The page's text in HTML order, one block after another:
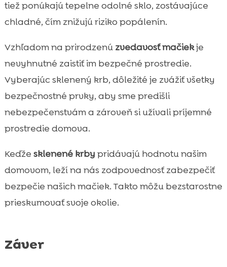
tiež ponúkajú tepelne odolné sklo, zostávajúce
chladné, čím znižujú riziko popálenín.
Vzhľadom na prirodzenú zvedavosť mačiekje
nevyhnutné zaistiť im bezpečné prostredie.
Vyberajúc sklenený krb, dôležité je zvážiť všetky
bezpečnostné prvky, aby sme predišli
nebezpečenstvám a zároveň si užívali príjemné
prostredie domova.
Keďže sklenené krby pridávajú hodnotu našim
domovom, leží na nás zodpovednosť zabezpečiť
bezpečie našich mačiek. Takto môžu bezstarostne
prieskumovať svoje okolie.
Záver